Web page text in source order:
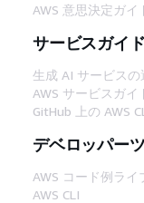
AWS 意思決定ガイ
サービスガイド
生成 AI サービスの
AWS サービスガイ
GitHub 上の AWS
デベロッパー
AWS コード例ライ
AWS CLI